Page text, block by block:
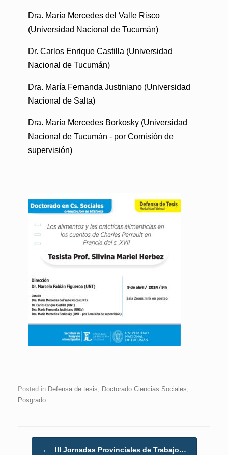
Dra. María Mercedes del Valle Risco
(Universidad Nacional de Tucumán)
Dr. Carlos Enrique Castilla (Universidad
Nacional de Tucumán)
Dra. María Fernanda Justiniano (Universidad
Nacional de Salta)
Dra. María Mercedes Borkosky (Universidad
Nacional de Tucumán - por Comisión de
supervisión)
Posted in Defensa de tesis Doctorado Ciencias Sociales
Posgrado
← III Jornadas Provinciales de Trabajo…